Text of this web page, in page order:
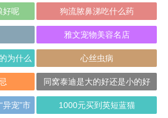
好呢 狗流脓鼻涕吃什么药
雅文宠物美容名店
为什么
心丝虫病
同窝泰迪是大的好还是小的好
宠”市 1000元买到英短蓝猫